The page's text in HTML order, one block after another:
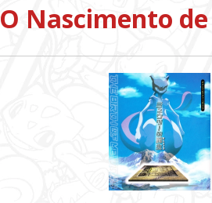
O Nascimento